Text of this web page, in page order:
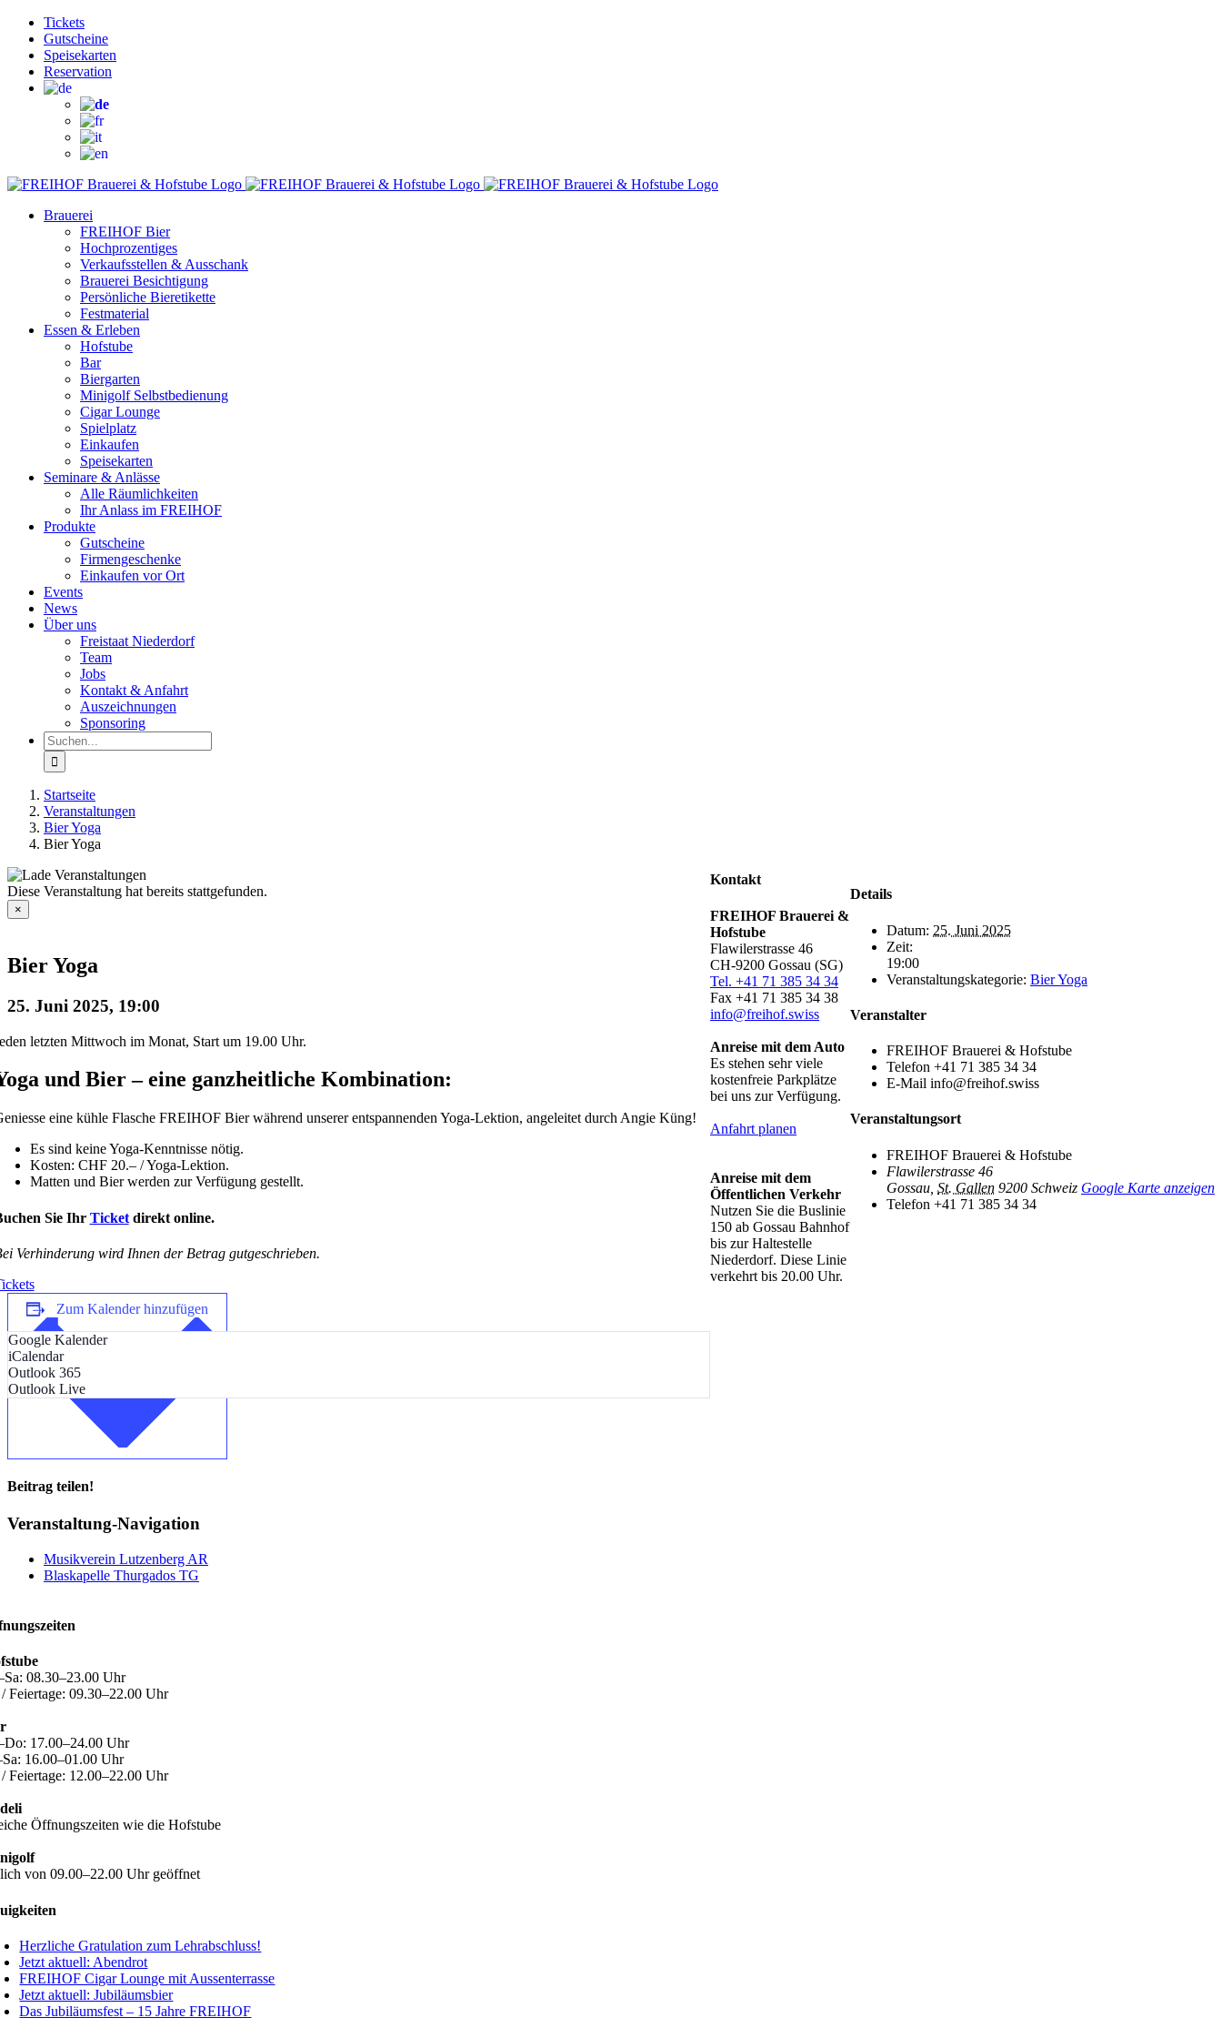
Zum
Inhalt
springen
Facebook
Instagram
YouTubeTickets
Gutscheine
Speisekarten
Reservation
Brauerei
FREIHOF Bier
Hochprozentiges
Verkaufsstellen & Ausschank
Brauerei Besichtigung
Persönliche Bieretikette
Festmaterial
Essen & Erleben
Hofstube
Bar
Biergarten
Minigolf Selbstbedienung
Cigar Lounge
Spielplatz
Einkaufen
Speisekarten
Seminare & Anlässe
Alle Räumlichkeiten
Ihr Anlass im FREIHOF
Produkte
Gutscheine
Firmengeschenke
Einkaufen vor Ort
Events
News
Über uns
Freistaat Niederdorf
Team
Jobs
Kontakt & Anfahrt
Auszeichnungen
Sponsoring
Suche
nach:
Startseite
Veranstaltungen
Bier Yoga
Bier Yoga
Diese Veranstaltung hat bereits stattgefunden.
×
Bier Yoga
25. Juni 2025, 19:00
letzten Mittwoch im Monat, Start um 19.00 Uhr.
und Bier – eine ganzheitliche Kombination:
eine kühle Flasche FREIHOF Bier während unserer entspannenden Yoga-Lektion, angeleitet durch Angie Küng!
Es sind keine Yoga-Kenntnisse nötig.
Kosten: CHF 20.– / Yoga-Lektion.
Matten und Bier werden zur Verfügung gestellt.
Sie Ihr Ticketdirekt online.
Verhinderung wird Ihnen der Betrag gutgeschrieben.
Zum Kalender hinzufügen
Google Kalender
iCalendar
Outlook 365
Outlook Live
Beitrag teilen!
Facebook
LinkedIn
WhatsApp
E-
Veranstaltung-Navigation
Musikverein Lutzenberg AR
Blaskapelle Thurgados TG
Details
Datum: 25. Juni 2025
Zeit:
19:00
Veranstaltungskategorie: Bier Yoga
Veranstalter
FREIHOF Brauerei & Hofstube
Telefon +41 71 385 34 34
E-Mail info@freihof.swiss
Veranstaltungsort
FREIHOF Brauerei & Hofstube
Flawilerstrasse 46
Gossau St. Gallen 9200 Schweiz Google Karte anzeigen
Telefon +41 71 385 34 34
Kontakt
FREIHOF Brauerei &
Hofstube
Flawilerstrasse 46
CH-9200 Gossau (SG)
Tel. +41 71 385 34 34
Fax +41 71 385 34 38
info@freihof.swiss
Anreise mit dem Auto
Es stehen sehr viele
kostenfreie Parkplätze
bei uns zur Verfügung.
Anfahrt planen
Anreise mit dem
Öffentlichen Verkehr
Nutzen Sie die Buslinie
150 ab Gossau Bahnhof
bis zur Haltestelle
Niederdorf. Diese Linie
verkehrt bis 20.00 Uhr.
08.30–23.00 Uhr
Feiertage: 09.30–22.00 Uhr
17.00–24.00 Uhr
16.00–01.00 Uhr
Feiertage: 12.00–22.00 Uhr
Öffnungszeiten wie die Hofstube
von 09.00–22.00 Uhr geöffnet
Herzliche Gratulation zum Lehrabschluss!
Jetzt aktuell: Abendrot
FREIHOF Cigar Lounge mit Aussenterrasse
Jetzt aktuell: Jubiläumsbier
Das Jubiläumsfest – 15 Jahre FREIHOF